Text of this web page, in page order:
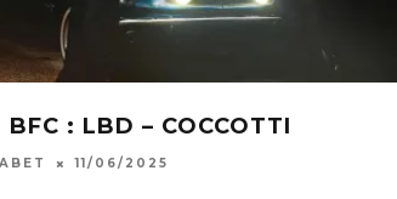
BFC : LBD – COCCOTTI
11/06/2025